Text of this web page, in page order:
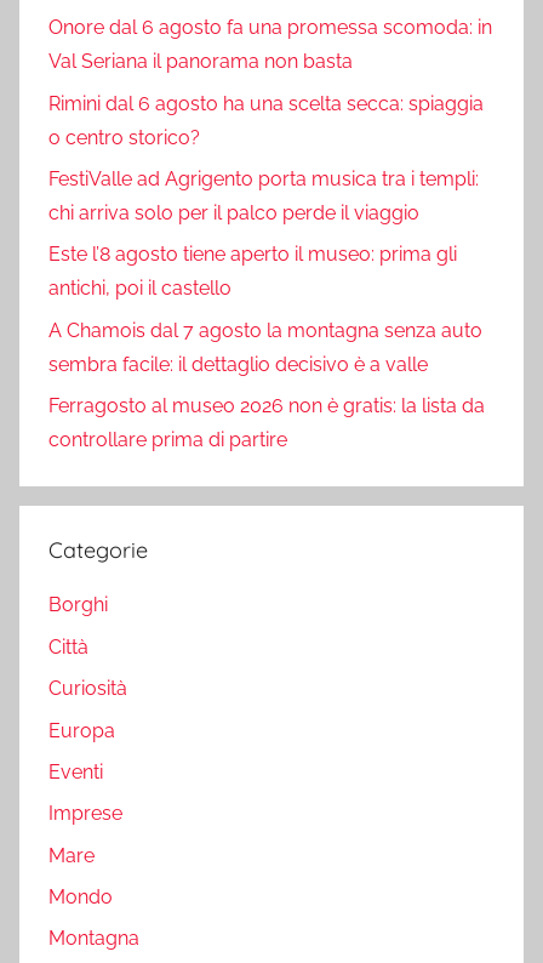
Onore dal 6 agosto fa una promessa scomoda: in
Val Seriana il panorama non basta
Rimini dal 6 agosto ha una scelta secca: spiaggia
o centro storico?
FestiValle ad Agrigento porta musica tra i templi:
chi arriva solo per il palco perde il viaggio
Este l’8 agosto tiene aperto il museo: prima gli
antichi, poi il castello
A Chamois dal 7 agosto la montagna senza auto
sembra facile: il dettaglio decisivo è a valle
Ferragosto al museo 2026 non è gratis: la lista da
controllare prima di partire
Categorie
Borghi
Città
Curiosità
Europa
Eventi
Imprese
Mare
Mondo
Montagna